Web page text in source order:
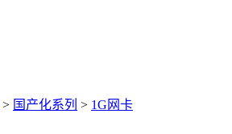
> 国产化系列 > 1G网卡